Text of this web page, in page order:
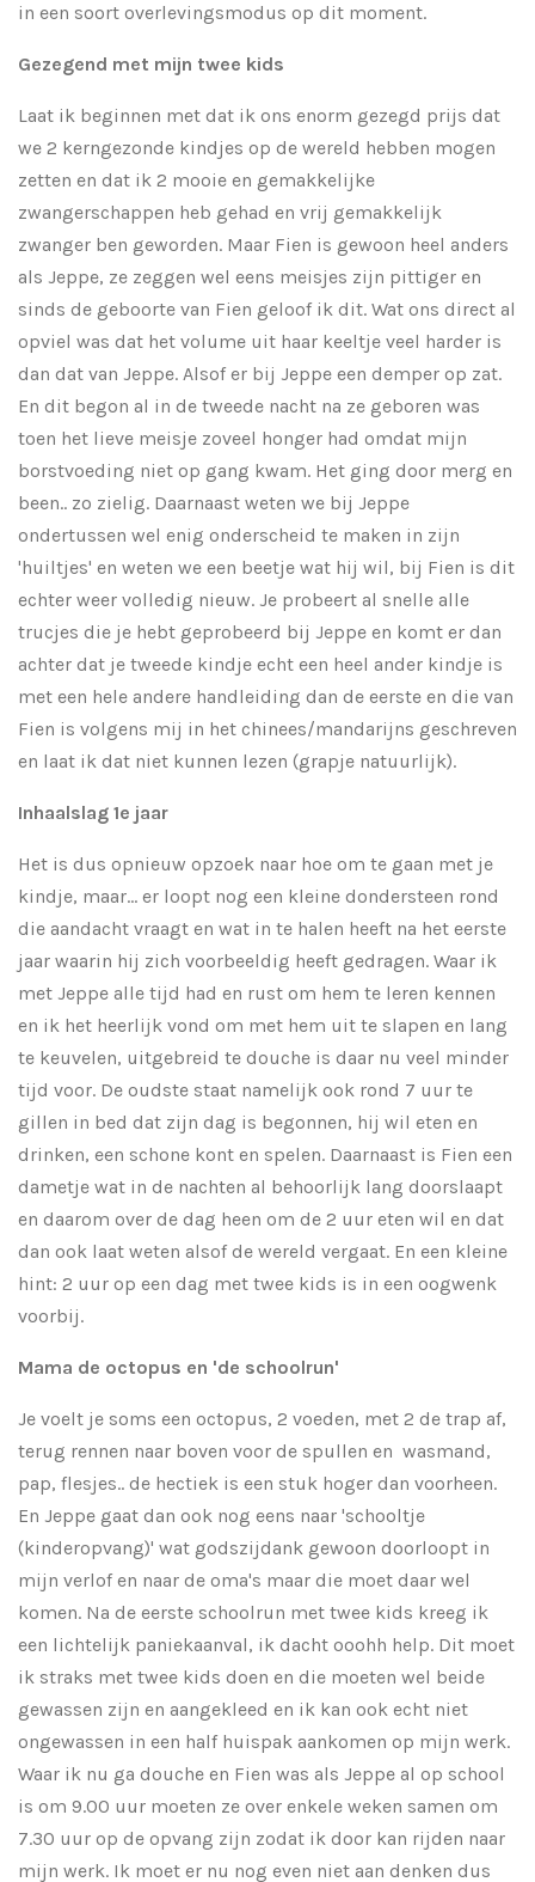
in een soort overlevingsmodus op dit moment.
Gezegend met mijn twee kids
Laat ik beginnen met dat ik ons enorm gezegd prijs dat
we 2 kerngezonde kindjes op de wereld hebben mogen
zetten en dat ik 2 mooie en gemakkelijke
zwangerschappen heb gehad en vrij gemakkelijk
zwanger ben geworden. Maar Fien is gewoon heel anders
als Jeppe, ze zeggen wel eens meisjes zijn pittiger en
sinds de geboorte van Fien geloof ik dit. Wat ons direct al
opviel was dat het volume uit haar keeltje veel harder is
dan dat van Jeppe. Alsof er bij Jeppe een demper op zat.
En dit begon al in de tweede nacht na ze geboren was
toen het lieve meisje zoveel honger had omdat mijn
borstvoeding niet op gang kwam. Het ging door merg en
been.. zo zielig. Daarnaast weten we bij Jeppe
ondertussen wel enig onderscheid te maken in zijn
'huiltjes' en weten we een beetje wat hij wil, bij Fien is dit
echter weer volledig nieuw. Je probeert al snelle alle
trucjes die je hebt geprobeerd bij Jeppe en komt er dan
achter dat je tweede kindje echt een heel ander kindje is
met een hele andere handleiding dan de eerste en die van
Fien is volgens mij in het chinees/mandarijns geschreven
en laat ik dat niet kunnen lezen (grapje natuurlijk).
Inhaalslag 1e jaar
Het is dus opnieuw opzoek naar hoe om te gaan met je
kindje, maar... er loopt nog een kleine dondersteen rond
die aandacht vraagt en wat in te halen heeft na het eerste
jaar waarin hij zich voorbeeldig heeft gedragen. Waar ik
met Jeppe alle tijd had en rust om hem te leren kennen
en ik het heerlijk vond om met hem uit te slapen en lang
te keuvelen, uitgebreid te douche is daar nu veel minder
tijd voor. De oudste staat namelijk ook rond 7 uur te
gillen in bed dat zijn dag is begonnen, hij wil eten en
drinken, een schone kont en spelen. Daarnaast is Fien een
dametje wat in de nachten al behoorlijk lang doorslaapt
en daarom over de dag heen om de 2 uur eten wil en dat
dan ook laat weten alsof de wereld vergaat. En een kleine
hint: 2 uur op een dag met twee kids is in een oogwenk
voorbij.
Mama de octopus en 'de schoolrun'
Je voelt je soms een octopus, 2 voeden, met 2 de trap af,
terug rennen naar boven voor de spullen en wasmand,
pap, flesjes.. de hectiek is een stuk hoger dan voorheen.
En Jeppe gaat dan ook nog eens naar 'schooltje
(kinderopvang)' wat godszijdank gewoon doorloopt in
mijn verlof en naar de oma's maar die moet daar wel
komen. Na de eerste schoolrun met twee kids kreeg ik
een lichtelijk paniekaanval, ik dacht ooohh help. Dit moet
ik straks met twee kids doen en die moeten wel beide
gewassen zijn en aangekleed en ik kan ook echt niet
ongewassen in een half huispak aankomen op mijn werk.
Waar ik nu ga douche en Fien was als Jeppe al op school
is om 9.00 uur moeten ze over enkele weken samen om
7.30 uur op de opvang zijn zodat ik door kan rijden naar
mijn werk. Ik moet er nu nog even niet aan denken dus